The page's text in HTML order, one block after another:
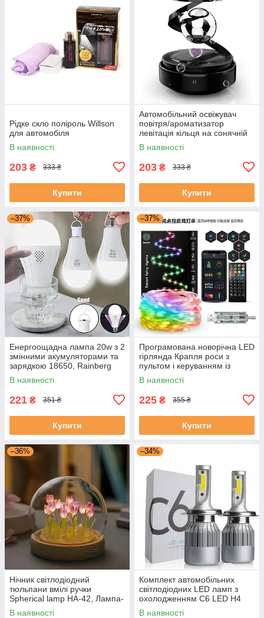
Рідке скло поліроль Willson
для автомобіля
В наявності
203 ₴ 333 ₴
Купити
Автомобільний освіжувач
повітря/ароматизатор
левітація кільця на сонячній
панелі
В наявності
203 ₴ 333 ₴
Купити
–37%
Енергоощадна лампа 20w з 2
змінними акумуляторами та
зарядкою 18650, Rainberg
P920
В наявності
221 ₴ 351 ₴
Купити
–37%
Програмована новорічна LED
гірлянда Крапля роси з
пультом і керуванням із
телефона SFK-04 Bluetooth
USB 10 м
В наявності
225 ₴ 355 ₴
Купити
–36%
Нічник світлодіодний
тюльпани вмілі ручки
Spherical lamp HA-42, Лампа-
тюльпан DIY Нічник-тюльпан
В наявності
–34%
Комплект автомобільних
світлодіодних LED ламп з
охолодженням С6 LED H4
LED-лампи для авто 3800 Лм
В наявності